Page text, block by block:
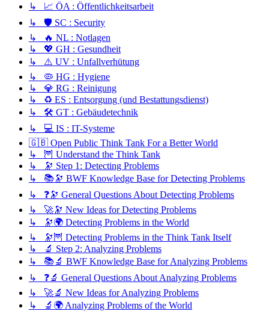
↳ 📈 ÖA : Öffentlichkeitsarbeit
↳ 🛡️ SC : Security
↳ 🔥 NL : Notlagen
↳ 💖 GH : Gesundheit
↳ ⚠️ UV : Unfallverhütung
↳ 🦠 HG : Hygiene
↳ 💎 RG : Reinigung
↳ ♻️ ES : Entsorgung (und Bestattungsdienst)
↳ 🛠️ GT : Gebäudetechnik
↳ 💻 IS : IT-Systeme
🇬🇧 Open Public Think Tank For a Better World
↳ 🦉 Understand the Think Tank
↳ 🔭 Step 1: Detecting Problems
↳ 📚🔭 BWF Knowledge Base for Detecting Problems
↳ ❓🔭 General Questions About Detecting Problems
↳ 🚀🔭 New Ideas for Detecting Problems
↳ 🔭🌍 Detecting Problems in the World
↳ 🔭🦉 Detecting Problems in the Think Tank Itself
↳ 🔬 Step 2: Analyzing Problems
↳ 📚🔬 BWF Knowledge Base for Analyzing Problems
↳ ❓🔬 General Questions About Analyzing Problems
↳ 🚀🔬 New Ideas for Analyzing Problems
↳ 🔬🌍 Analyzing Problems of the World